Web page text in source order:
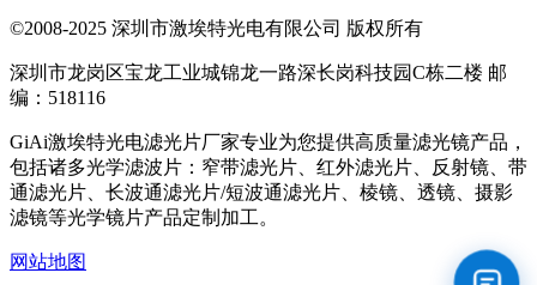
©2008-2025 深圳市激埃特光电有限公司 版权所有
深圳市龙岗区宝龙工业城锦龙一路深长岗科技园C栋二楼 邮
编：518116
GiAi激埃特光电滤光片厂家专业为您提供高质量滤光镜产品，
包括诸多光学滤波片：窄带滤光片、红外滤光片、反射镜、带
通滤光片、长波通滤光片/短波通滤光片、棱镜、透镜、摄影
滤镜等光学镜片产品定制加工。
网站地图